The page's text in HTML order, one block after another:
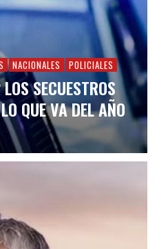
NACIONALES POLICIALES
SECUESTROS
QUE VA DEL AÑO